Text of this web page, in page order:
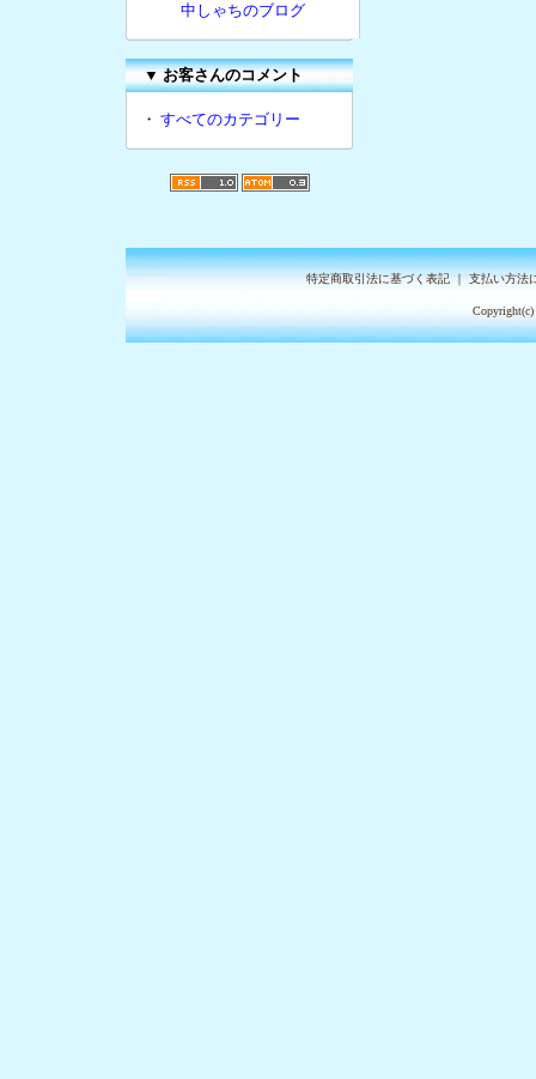
中しゃちのブログ
▼お客さんのコメント
・ すべてのカテゴリー
特定商取引法に基づく表記｜支払い方法